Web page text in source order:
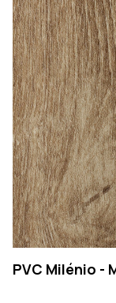
PVC Milénio -